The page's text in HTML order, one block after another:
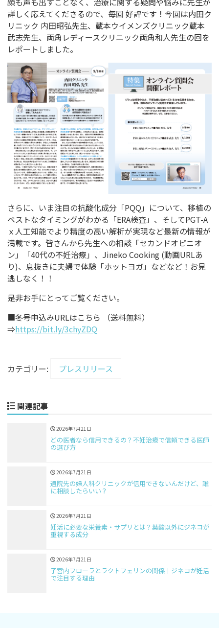
詳しく応えてくださるので、毎回 好評です！今回は内田ク
リニック 内田昭弘先生、蔵本ウイメンズクリニック蔵本
武志先生、両角レディースクリニック両角和人先生の回を
レポートしました。
さらに、いま注目の抗酸化成分「PQQ」について、移植の
ベストなタイミングがわかる「ERA検査」、そしてPGT-A
ｘ人工知能でより精度の高い解析が実現など最新の情報が
満載です。皆さんから先生への相談「セカンドオピニオ
ン」「40代の不妊治療」、Jineko Cooking (動画URLあ
り)、息抜きに夫婦で体験「ホットヨガ」などなど！お見
逃しなく！！
是非お手にとってご覧ください。
■冬号申込みURLはこちら （送料無料）
⇒https://bit.ly/3chyZDQ
カテゴリー: プレスリリース
関連記事
2026年7月21日
どの医者なら信用できるの？不妊治療で信頼できる医師
の選び方
2026年7月21日
通院先の婦人科クリニックが信用できないんだけど、誰
に相談したらいい？
2026年7月21日
妊活に必要な栄養素・サプリとは？葉酸以外にジネコが
重視する成分
2026年7月21日
子宮内フローラとラクトフェリンの関係｜ジネコが妊活
で注目する理由